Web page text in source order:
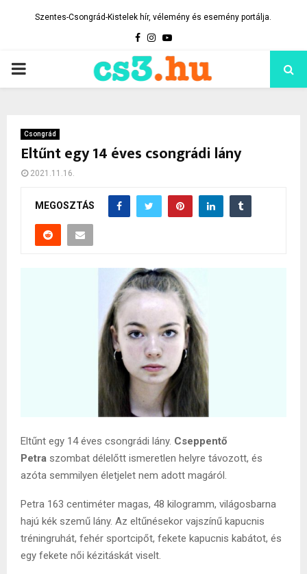
Szentes-Csongrád-Kistelek hír, vélemény és esemény portálja.
Facebook
Instagram
Youtube
PRIMARY
Csongrád
Eltűnt egy 14 éves csongrádi lány
2021.11.16.
MEGOSZTÁS
Eltűnt egy 14 éves csongrádi lány. Cseppentő
Petra szombat délelőtt ismeretlen helyre távozott, és
azóta semmilyen életjelet nem adott magáról.
Petra 163 centiméter magas, 48 kilogramm, világosbarna
hajú kék szemű lány. Az eltűnésekor vajszínű kapucnis
tréningruhát, fehér sportcipőt, fekete kapucnis kabátot, és
egy fekete női kézitáskát viselt.